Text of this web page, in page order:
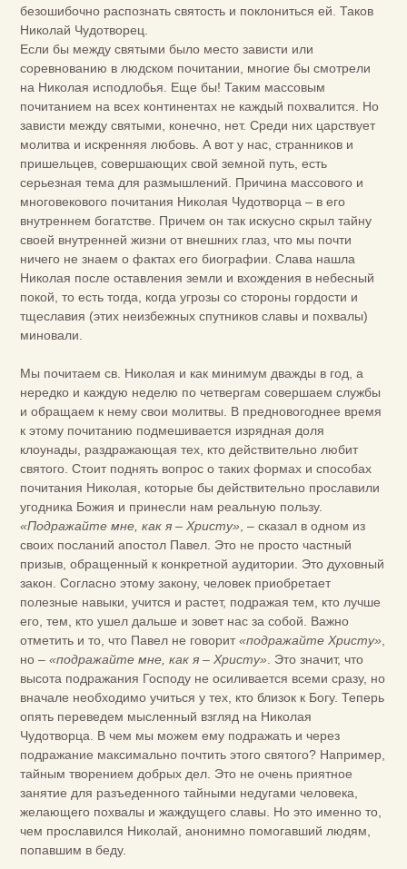
безошибочно распознать святость и поклониться ей. Таков
Николай Чудотворец.
Если бы между святыми было место зависти или
соревнованию в людском почитании, многие бы смотрели
на Николая исподлобья. Еще бы! Таким массовым
почитанием на всех континентах не каждый похвалится. Но
зависти между святыми, конечно, нет. Среди них царствует
молитва и искренняя любовь. А вот у нас, странников и
пришельцев, совершающих свой земной путь, есть
серьезная тема для размышлений. Причина массового и
многовекового почитания Николая Чудотворца – в его
внутреннем богатстве. Причем он так искусно скрыл тайну
своей внутренней жизни от внешних глаз, что мы почти
ничего не знаем о фактах его биографии. Слава нашла
Николая после оставления земли и вхождения в небесный
покой, то есть тогда, когда угрозы со стороны гордости и
тщеславия (этих неизбежных спутников славы и похвалы)
миновали.
Мы почитаем св. Николая и как минимум дважды в год, а
нередко и каждую неделю по четвергам совершаем службы
и обращаем к нему свои молитвы. В предновогоднее время
к этому почитанию подмешивается изрядная доля
клоунады, раздражающая тех, кто действительно любит
святого. Стоит поднять вопрос о таких формах и способах
почитания Николая, которые бы действительно прославили
угодника Божия и принесли нам реальную пользу.
«Подражайте мне, как я – Христу» , – сказал в одном из
своих посланий апостол Павел. Это не просто частный
призыв, обращенный к конкретной аудитории. Это духовный
закон. Согласно этому закону, человек приобретает
полезные навыки, учится и растет, подражая тем, кто лучше
его, тем, кто ушел дальше и зовет нас за собой. Важно
отметить и то, что Павел не говорит«подражайте Христу»
но – «подражайте мне, как я – Христу» . Это значит, что
высота подражания Господу не осиливается всеми сразу, но
вначале необходимо учиться у тех, кто близок к Богу. Теперь
опять переведем мысленный взгляд на Николая
Чудотворца. В чем мы можем ему подражать и через
подражание максимально почтить этого святого? Например,
тайным творением добрых дел. Это не очень приятное
занятие для разъеденного тайными недугами человека,
желающего похвалы и жаждущего славы. Но это именно то,
чем прославился Николай, анонимно помогавший людям,
попавшим в беду.